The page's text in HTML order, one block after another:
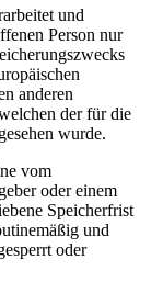
und
Person nur
anderen
der für die
wurde.
vom
oder einem
Speicherfrist
und
oder